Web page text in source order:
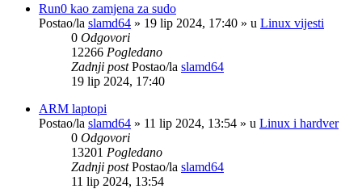
Run0 kao zamjena za sudo
Postao/la slamd64 » 19 lip 2024, 17:40 » u Linux vijesti
0 Odgovori
12266 Pogledano
Zadnji postPostao/la slamd64
19 lip 2024, 17:40
ARM laptopi
Postao/la slamd64 » 11 lip 2024, 13:54 » u Linux i hardver
0 Odgovori
13201 Pogledano
Zadnji postPostao/la slamd64
11 lip 2024, 13:54